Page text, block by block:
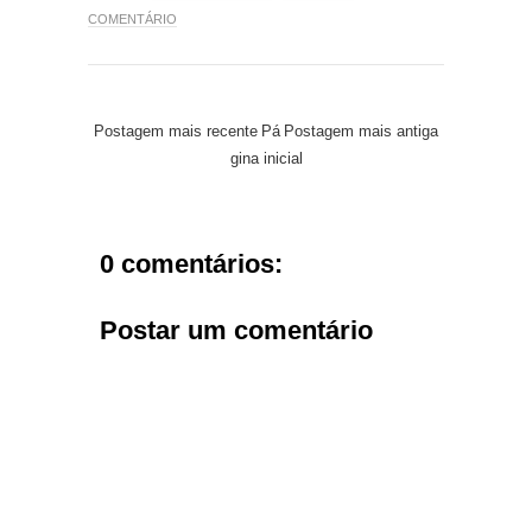
COMENTÁRIO
Postagem mais recente Postagem mais antiga
Pá
gina inicial
0 comentários:
Postar um comentário